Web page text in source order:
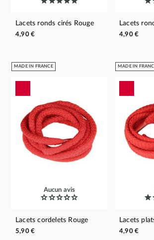
Lacets ronds cirés Rouge
4,90 €
Lacets
4,90 €
MADE IN FRANCE
Aucun avis
Lacets cordelets Rouge
5,90 €
MADE IN
Lacets
4,90 €